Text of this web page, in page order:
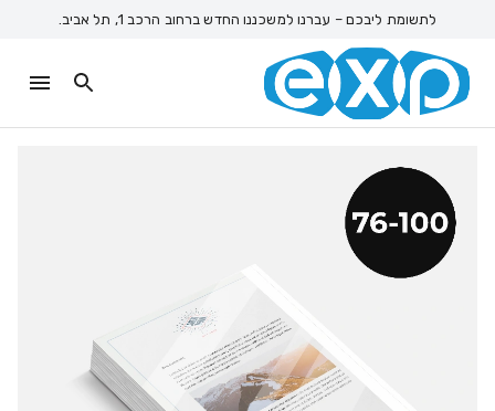
לתשומת ליבכם – עברנו למשכננו החדש ברחוב הרכב 1, תל אביב.